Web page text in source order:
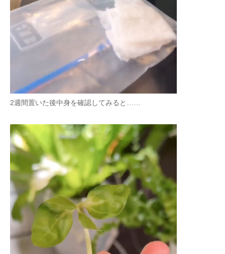
2週間置いた後中身を確認してみると……